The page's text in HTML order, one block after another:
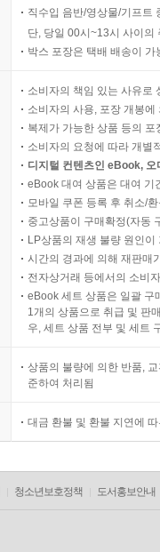
직수입 음반/영상물/기프트
단, 당일 00시~13시 사이의
박스 포장은 택배 배송이
소비자의 책임 있는 사유로
소비자의 사용, 포장 개봉
복제가 가능한 상품 등의
소비자의 요청에 따라 개별
디지털 컨텐츠인 eBook,
eBook 대여 상품은 대여 기
모바일 쿠폰 등록 후 취소/
중고상품이 구매확정(자동
LP상품의 재생 불량 원인
시간의 경과에 의해 재판매
전자상거래 등에서의 소비
eBook 세트 상품은 일괄 구
1개의 상품으로 취급 및 판
우, 세트 상품 전부 및 세트
상품의 불량에 의한 반품,
준하여 처리됨
대금 환불 및 환불 지연에
청소년보호정책 도서홍보안내